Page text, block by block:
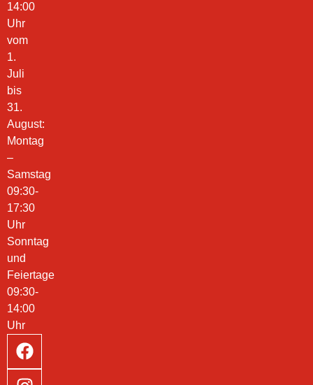
14:00
Uhr
vom
1.
Juli
bis
31.
August:
Montag
–
Samstag
09:30-
17:30
Uhr
Sonntag
und
Feiertage
09:30-
14:00
Uhr